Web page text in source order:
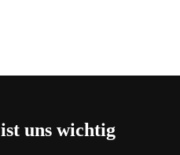
uns wichtig